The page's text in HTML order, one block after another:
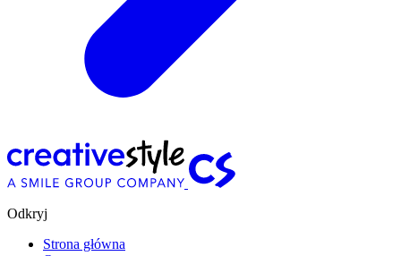
Odkryj
Strona główna